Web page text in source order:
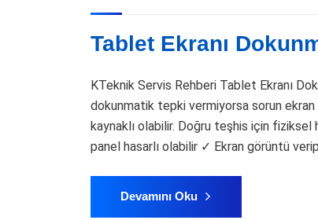
Tablet Ekranı
KTeknik Servis Rehberi Tablet Ekranı
dokunmatik tepki vermiyorsa sorun ekran
kaynaklı olabilir. Doğru teşhis için
panel hasarlı olabilir ✓ Ekran görüntü
Devamını Oku